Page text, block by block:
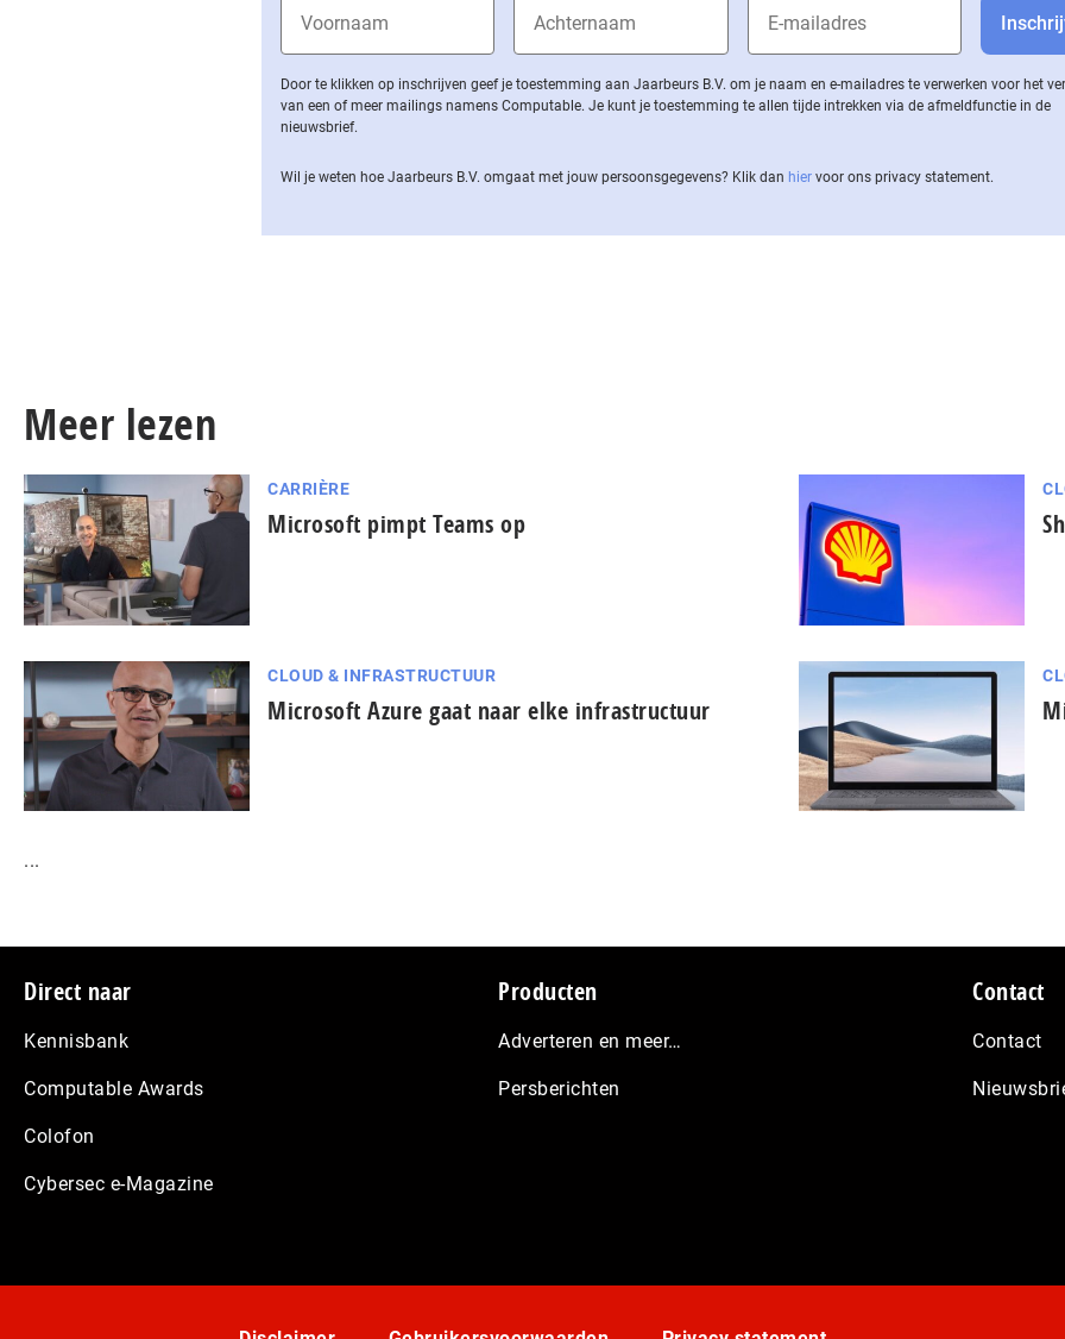
Door te klikken op inschrijven geef je toestemming aan Jaarbeurs B.V. om je naam en e-mailadres te verwerken voor het
van een of meer mailings namens Computable. Je kunt je toestemming te allen tijde intrekken via de af­meld­func­tie in de
nieuwsbrief.
Wil je weten hoe Jaarbeurs B.V. omgaat met jouw per­soons­ge­ge­vens? Klik dan hier voor ons privacy statement.
Meer lezen
CARRIÈRE
Microsoft pimpt Teams op
CLOUD & INFRASTRUCTUUR
Microsoft Azure gaat naar elke infrastructuur
...
Footer
Direct naar
Kennisbank
Computable Awards
Colofon
Cybersec e-Magazine
Producten
Adverteren en meer…
Persberichten
Contact
Contact